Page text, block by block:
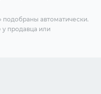
подобраны автоматически.
у продавца или